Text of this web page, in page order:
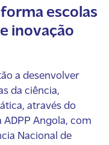
escolas
inovação
a desenvolver
da ciência,
através do
Angola, com
Nacional de